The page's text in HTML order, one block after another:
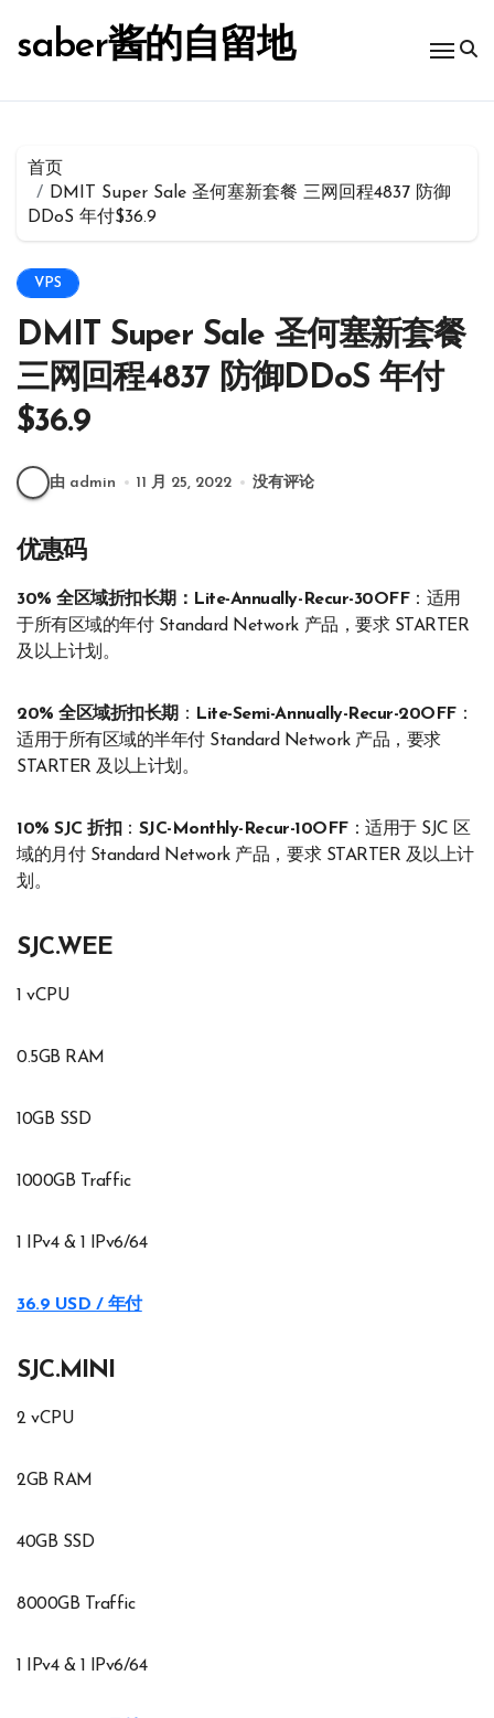
saber酱的自留地
首页
DMIT Super Sale 圣何塞新套餐 三网回程4837 防御
DDoS 年付$36.9
VPS
DMIT Super Sale 圣何塞新套餐
三网回程4837 防御DDoS 年付
$36.9
由 admin 11 月 25, 2022 没有评论
优惠码
30% 全区域折扣长期：Lite-Annually-Recur-30OFF：适用
于所有区域的年付 Standard Network 产品，要求 STARTER
及以上计划。
20% 全区域折扣长期： Lite-Semi-Annually-Recur-20OFF：
适用于所有区域的半年付 Standard Network 产品，要求
STARTER 及以上计划。
10% SJC 折扣 ： SJC-Monthly-Recur-10OFF：适用于 SJC 区
域的月付 Standard Network 产品，要求 STARTER 及以上计
划。
SJC.WEE
1 vCPU
0.5GB RAM
10GB SSD
1000GB Traffic
1 IPv4 & 1 IPv6/64
36.9 USD / 年付
SJC.MINI
2 vCPU
2GB RAM
40GB SSD
8000GB Traffic
1 IPv4 & 1 IPv6/64